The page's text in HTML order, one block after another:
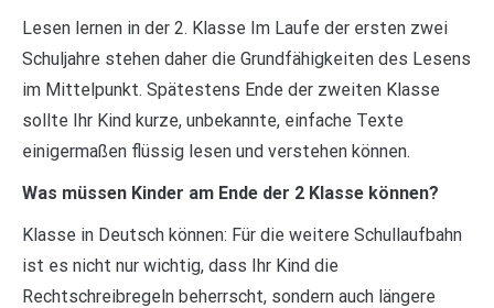
Lesen lernen in der 2. Klasse Im Laufe der ersten zwei
Schuljahre stehen daher die Grundfähigkeiten des Lesens
im Mittelpunkt. Spätestens Ende der zweiten Klasse
sollte Ihr Kind kurze, unbekannte, einfache Texte
einigermaßen flüssig lesen und verstehen können.
Was müssen Kinder am Ende der 2 Klasse können?
Klasse in Deutsch können: Für die weitere Schullaufbahn
ist es nicht nur wichtig, dass Ihr Kind die
Rechtschreibregeln beherrscht, sondern auch längere